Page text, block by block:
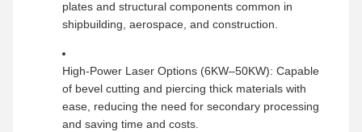
plates and structural components common in
shipbuilding, aerospace, and construction.
High-Power Laser Options (6KW–50KW): Capable
of bevel cutting and piercing thick materials with
ease, reducing the need for secondary processing
and saving time and costs.